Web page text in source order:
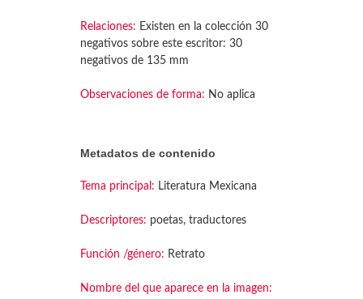
Relaciones: Existen en la colección 30
negativos sobre este escritor: 30
negativos de 135 mm
Observaciones de forma: No aplica
Metadatos de contenido
Tema principal: Literatura Mexicana
Descriptores: poetas, traductores
Función /género: Retrato
Nombre del que aparece en la imagen: